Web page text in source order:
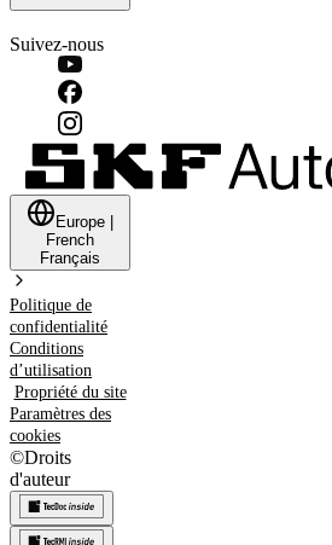
Suivez-nous
Europe
French
Français
Politique de
confidentialité
Conditions
d’utilisation
Propriété du site
Paramètres des
cookies
©Droits
d'auteur